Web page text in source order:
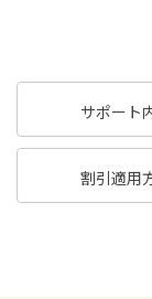
サポート
割引適用